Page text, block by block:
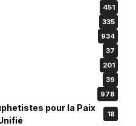
451
335
934
37
201
39
978
pour la Paix
18